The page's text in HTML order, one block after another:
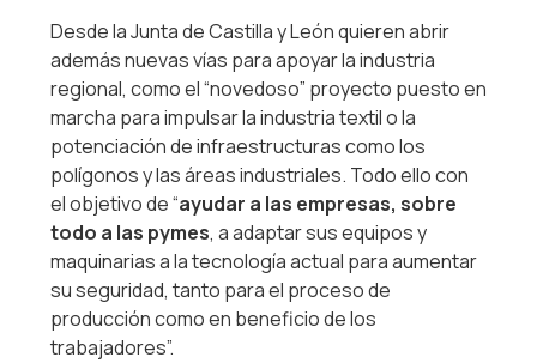
Desde la Junta de Castilla y León quieren abrir
además nuevas vías para apoyar la industria
regional, como el “novedoso” proyecto puesto en
marcha para impulsar la industria textil o la
potenciación de infraestructuras como los
polígonos y las áreas industriales. Todo ello con
el objetivo de “ayudar a las empresas, sobre
todo a las pymes, a adaptar sus equipos y
maquinarias a la tecnología actual para aumentar
su seguridad, tanto para el proceso de
producción como en beneficio de los
trabajadores”.